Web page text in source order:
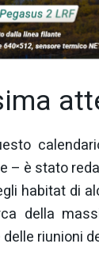
– è stato
habitat di
della
riunioni